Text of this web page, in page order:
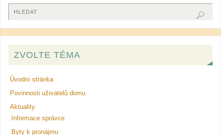
ZVOLTE TÉMA
Úvodní stránka
Povinnosti uživatelů domu
Aktuality
Informace správce
Byty k pronájmu